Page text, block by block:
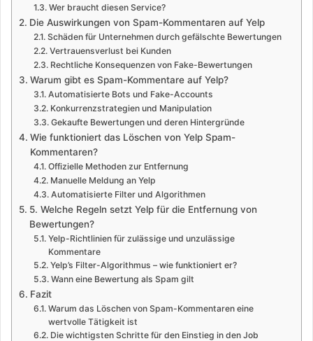
Wer braucht diesen Service?
Die Auswirkungen von Spam-Kommentaren auf Yelp
Schäden für Unternehmen durch gefälschte Bewertungen
Vertrauensverlust bei Kunden
Rechtliche Konsequenzen von Fake-Bewertungen
Warum gibt es Spam-Kommentare auf Yelp?
Automatisierte Bots und Fake-Accounts
Konkurrenzstrategien und Manipulation
Gekaufte Bewertungen und deren Hintergründe
Wie funktioniert das Löschen von Yelp Spam-
Kommentaren?
Offizielle Methoden zur Entfernung
Manuelle Meldung an Yelp
Automatisierte Filter und Algorithmen
5. Welche Regeln setzt Yelp für die Entfernung von
Bewertungen?
Yelp-Richtlinien für zulässige und unzulässige
Kommentare
Yelp’s Filter-Algorithmus – wie funktioniert er?
Wann eine Bewertung als Spam gilt
Fazit
Warum das Löschen von Spam-Kommentaren eine
wertvolle Tätigkeit ist
Die wichtigsten Schritte für den Einstieg in den Job